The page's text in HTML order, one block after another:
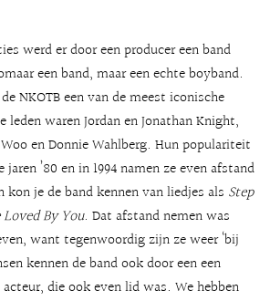
werd er door een producer een band
een band, maar een echte boyband.
NKOTB een van de meest iconische
leden waren Jordan en Jonathan Knight,
en Donnie Wahlberg. Hun populariteit
’80 en in 1994 namen ze even afstand
kon je de band kennen van liedjes als Step
Loved By You. Dat afstand nemen was
want tegenwoordig zijn ze weer ‘bij
kennen de band ook door een een
die ook even lid was. We hebben